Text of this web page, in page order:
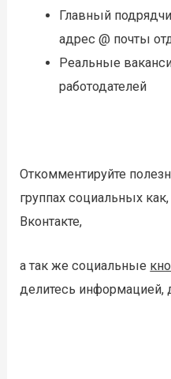
Главный
адрес @ почты
Реальные
работодателей
Откомментируйте
группах социальных
Вконтакте,
а так же социальные
делитесь информацией,